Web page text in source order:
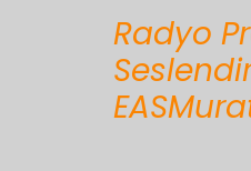
Radyo